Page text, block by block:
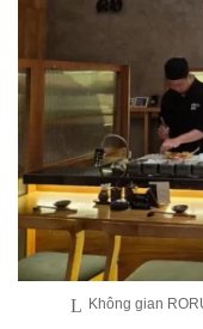
Không gian